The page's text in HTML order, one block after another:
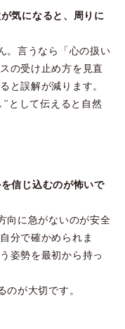
気になると、周りに
。言うなら「心の扱い
の受け止め方を見直
と誤解が減ります。
として伝えると自然
信じ込むのが怖いで
向に急がないのが安全
分で確かめられま
姿勢を最初から持っ
が大切です。